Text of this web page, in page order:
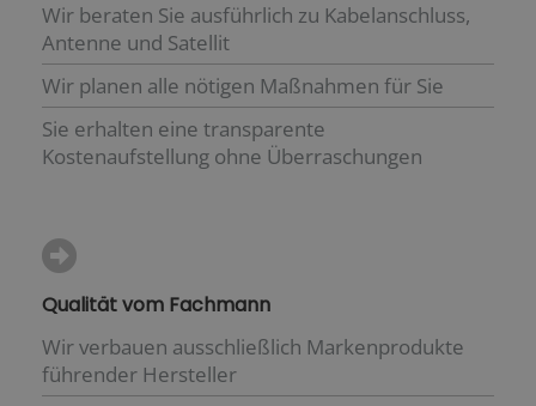
Wir beraten Sie ausführlich zu Kabelanschluss,
Antenne und Satellit
Wir planen alle nötigen Maßnahmen für Sie
Sie erhalten eine transparente
Kostenaufstellung ohne Überraschungen
Qualität vom Fachmann
Wir verbauen ausschließlich Markenprodukte
führender Hersteller